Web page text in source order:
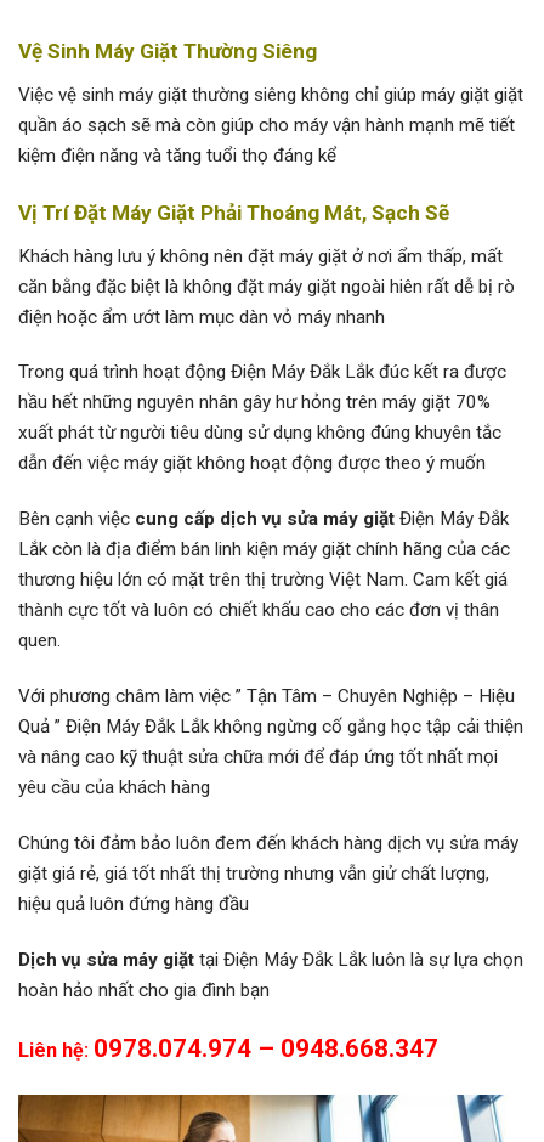
Vệ Sinh Máy Giặt Thường Siêng
Việc vệ sinh máy giặt thường siêng không chỉ giúp máy giặt giặt
quần áo sạch sẽ mà còn giúp cho máy vận hành mạnh mẽ tiết
kiệm điện năng và tăng tuổi thọ đáng kể
Vị Trí Đặt Máy Giặt Phải Thoáng Mát, Sạch Sẽ
Khách hàng lưu ý không nên đặt máy giặt ở nơi ẩm thấp, mất
căn bằng đặc biệt là không đặt máy giặt ngoài hiên rất dễ bị rò
điện hoặc ẩm ướt làm mục dàn vỏ máy nhanh
Trong quá trình hoạt động Điện Máy Đắk Lắk đúc kết ra được
hầu hết những nguyên nhân gây hư hỏng trên máy giặt 70%
xuất phát từ người tiêu dùng sử dụng không đúng khuyên tắc
dẫn đến việc máy giặt không hoạt động được theo ý muốn
Bên cạnh việc cung cấp dịch vụ sửa máy giặt Điện Máy Đắk
Lắk còn là địa điểm bán linh kiện máy giặt chính hãng của các
thương hiệu lớn có mặt trên thị trường Việt Nam. Cam kết giá
thành cực tốt và luôn có chiết khấu cao cho các đơn vị thân
quen.
Với phương châm làm việc ” Tận Tâm – Chuyên Nghiệp – Hiệu
Quả ” Điện Máy Đắk Lắk không ngừng cố gắng học tập cải thiện
và nâng cao kỹ thuật sửa chữa mới để đáp ứng tốt nhất mọi
yêu cầu của khách hàng
Chúng tôi đảm bảo luôn đem đến khách hàng dịch vụ sửa máy
giặt giá rẻ, giá tốt nhất thị trường nhưng vẫn giử chất lượng,
hiệu quả luôn đứng hàng đầu
Dịch vụ sửa máy giặt tại Điện Máy Đắk Lắk luôn là sự lựa chọn
hoàn hảo nhất cho gia đình bạn
Liên hệ: 0978.074.974 – 0948.668.347